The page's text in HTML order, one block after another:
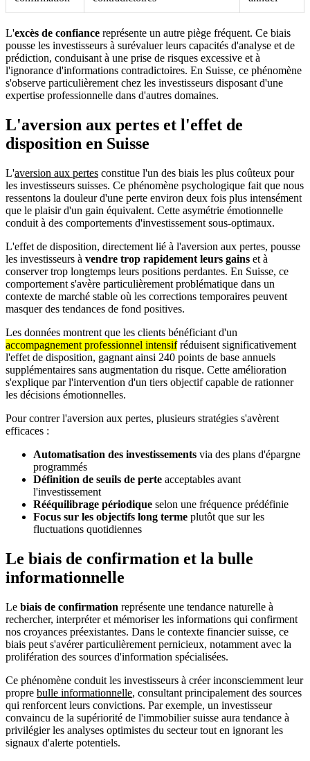
L'excès de confiance représente un autre piège fréquent. Ce biais
pousse les investisseurs à surévaluer leurs capacités d'analyse et de
prédiction, conduisant à une prise de risques excessive et à
l'ignorance d'informations contradictoires. En Suisse, ce phénomène
s'observe particulièrement chez les investisseurs disposant d'une
expertise professionnelle dans d'autres domaines.
L'aversion aux pertes et l'effet de
disposition en Suisse
L'aversion aux pertes constitue l'un des biais les plus coûteux pour
les investisseurs suisses. Ce phénomène psychologique fait que nous
ressentons la douleur d'une perte environ deux fois plus intensément
que le plaisir d'un gain équivalent. Cette asymétrie émotionnelle
conduit à des comportements d'investissement sous-optimaux.
L'effet de disposition, directement lié à l'aversion aux pertes, pousse
les investisseurs à vendre trop rapidement leurs gains et à
conserver trop longtemps leurs positions perdantes. En Suisse, ce
comportement s'avère particulièrement problématique dans un
contexte de marché stable où les corrections temporaires peuvent
masquer des tendances de fond positives.
Les données montrent que les clients bénéficiant d'un
accompagnement professionnel intensifréduisent significativement
l'effet de disposition, gagnant ainsi 240 points de base annuels
supplémentaires sans augmentation du risque. Cette amélioration
s'explique par l'intervention d'un tiers objectif capable de rationner
les décisions émotionnelles.
Pour contrer l'aversion aux pertes, plusieurs stratégies s'avèrent
efficaces :
Automatisation des investissements via des plans d'épargne
programmés
Définition de seuils de perte acceptables avant
l'investissement
Rééquilibrage périodique selon une fréquence prédéfinie
Focus sur les objectifs long terme plutôt que sur les
fluctuations quotidiennes
Le biais de confirmation et la bulle
informationnelle
Le biais de confirmation représente une tendance naturelle à
rechercher, interpréter et mémoriser les informations qui confirment
nos croyances préexistantes. Dans le contexte financier suisse, ce
biais peut s'avérer particulièrement pernicieux, notamment avec la
prolifération des sources d'information spécialisées.
Ce phénomène conduit les investisseurs à créer inconsciemment leur
propre bulle informationnelle, consultant principalement des sources
qui renforcent leurs convictions. Par exemple, un investisseur
convaincu de la supériorité de l'immobilier suisse aura tendance à
privilégier les analyses optimistes du secteur tout en ignorant les
signaux d'alerte potentiels.